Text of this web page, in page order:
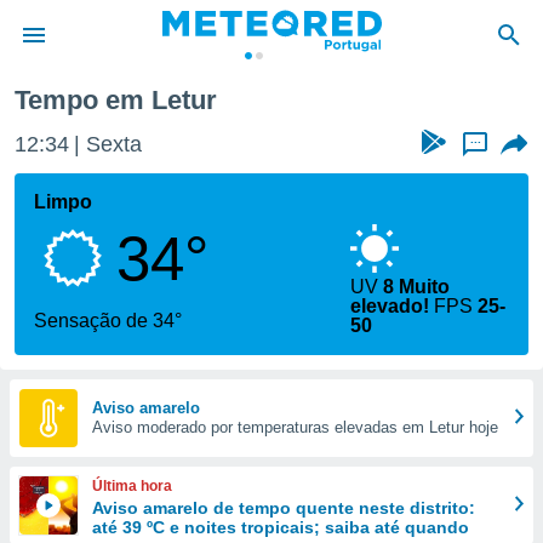
da
foi
fornecidas
a este
das
e
forma
digital
Tempo em Letur
12:34 Sexta ...
Limpo
34°
Sensação de 34°
UV8 Muito
elevado! FPS25-
50
Aviso amarelo
Aviso moderado por temperaturas elevadas em Letur hoje
Última hora
Aviso amarelo de tempo quente neste distrito:
até 39 ºC e noites tropicais; saiba até quando